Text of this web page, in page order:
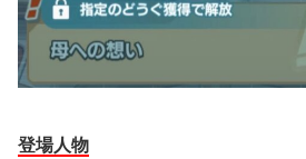
登場人物